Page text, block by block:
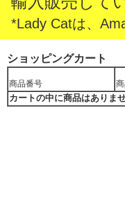
*Lady Catは、
ショッピングカート
商品番号
カートの中に商品はありませ